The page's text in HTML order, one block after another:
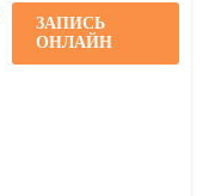
ЗАПИСЬ
ОНЛАЙН